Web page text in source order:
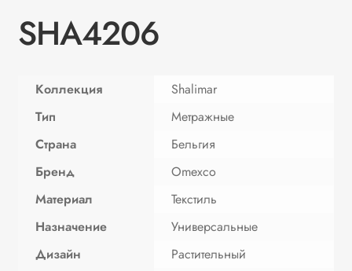
SHA4206
Коллекция
Shalimar
Тип
Метражные
Страна
Бельгия
Бренд
Omexco
Материал
Текстиль
Назначение
Универсальные
Дизайн
Растительный